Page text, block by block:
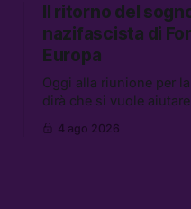
Il ritorno del
nazifascista di
Europa
Oggi alla riunione per
dirà che si vuole aiutare
migranti. Tra le altre
4 ago 2026